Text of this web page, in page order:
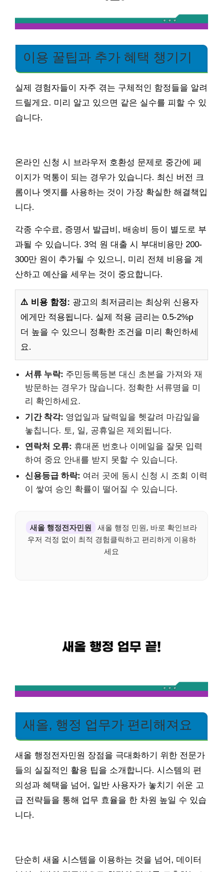
이용 꿀팁과 추가 혜택 챙기기
실제 경험자들이 자주 겪는 구체적인 함정들을 알려
드릴게요. 미리 알고 있으면 같은 실수를 피할 수 있
습니다.
온라인 신청 시 브라우저 호환성 문제로 중간에 페
이지가 먹통이 되는 경우가 있습니다. 최신 버전 크
롬이나 엣지를 사용하는 것이 가장 확실한 해결책입
니다.
각종 수수료, 증명서 발급비, 배송비 등이 별도로 부
과될 수 있습니다. 3억 원 대출 시 부대비용만 200-
300만 원이 추가될 수 있으니, 미리 전체 비용을 계
산하고 예산을 세우는 것이 중요합니다.
⚠️ 비용 함정: 광고의 최저금리는 최상위 신용자
에게만 적용됩니다. 실제 적용 금리는 0.5-2%p
더 높을 수 있으니 정확한 조건을 미리 확인하세
요.
서류 누락: 주민등록등본 대신 초본을 가져와 재
방문하는 경우가 많습니다. 정확한 서류명을 미
리 확인하세요.
기간 착각: 영업일과 달력일을 헷갈려 마감일을
놓칩니다. 토, 일, 공휴일은 제외됩니다.
연락처 오류: 휴대폰 번호나 이메일을 잘못 입력
하여 중요 안내를 받지 못할 수 있습니다.
신용등급 하락: 여러 곳에 동시 신청 시 조회 이력
이 쌓여 승인 확률이 떨어질 수 있습니다.
새올 행정전자민원
새올 행정 민원, 바로 확인브라
우저 걱정 없이 최적 경험클릭하고 편리하게 이용하
세요
새올, 행정 업무가 편리해져요
새올 행정전자민원 장점을 극대화하기 위한 전문가
들의 실질적인 활용 팁을 소개합니다. 시스템의 편
의성과 혜택을 넘어, 일반 사용자가 놓치기 쉬운 고
급 전략들을 통해 업무 효율을 한 차원 높일 수 있습
니다.
단순히 새올 시스템을 이용하는 것을 넘어, 데이터